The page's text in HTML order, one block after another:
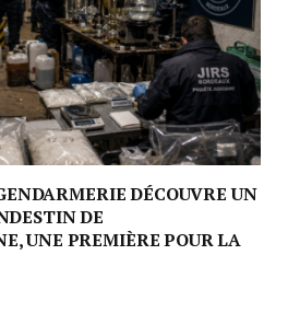
DÉCOUVRE UN
DE
UNE PREMIÈRE POUR LA